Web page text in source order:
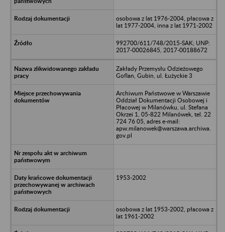
osobowa z lat 1976-2004, płacowa z
lat 1977-2004, inna z lat 1971-2002
992700/611/748/2015-SAK; UNP:
2017-00026845, 2017-00188672
Zakłady Przemysłu Odzieżowego
Goflan, Gubin, ul. Łużyckie 3
Archiwum Państwowe w Warszawie
Oddział Dokumentacji Osobowej i
Płacowej w Milanówku, ul. Stefana
Okrzei 1, 05-822 Milanówek, tel. 22
724 76 05, adres e-mail:
apw.milanowek@warszawa.archiwa.
gov.pl
1953-2002
osobowa z lat 1953-2002, płacowa z
lat 1961-2002